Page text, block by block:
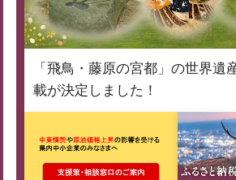
「飛鳥・藤原の宮都」の世界遺
載が決定しました！